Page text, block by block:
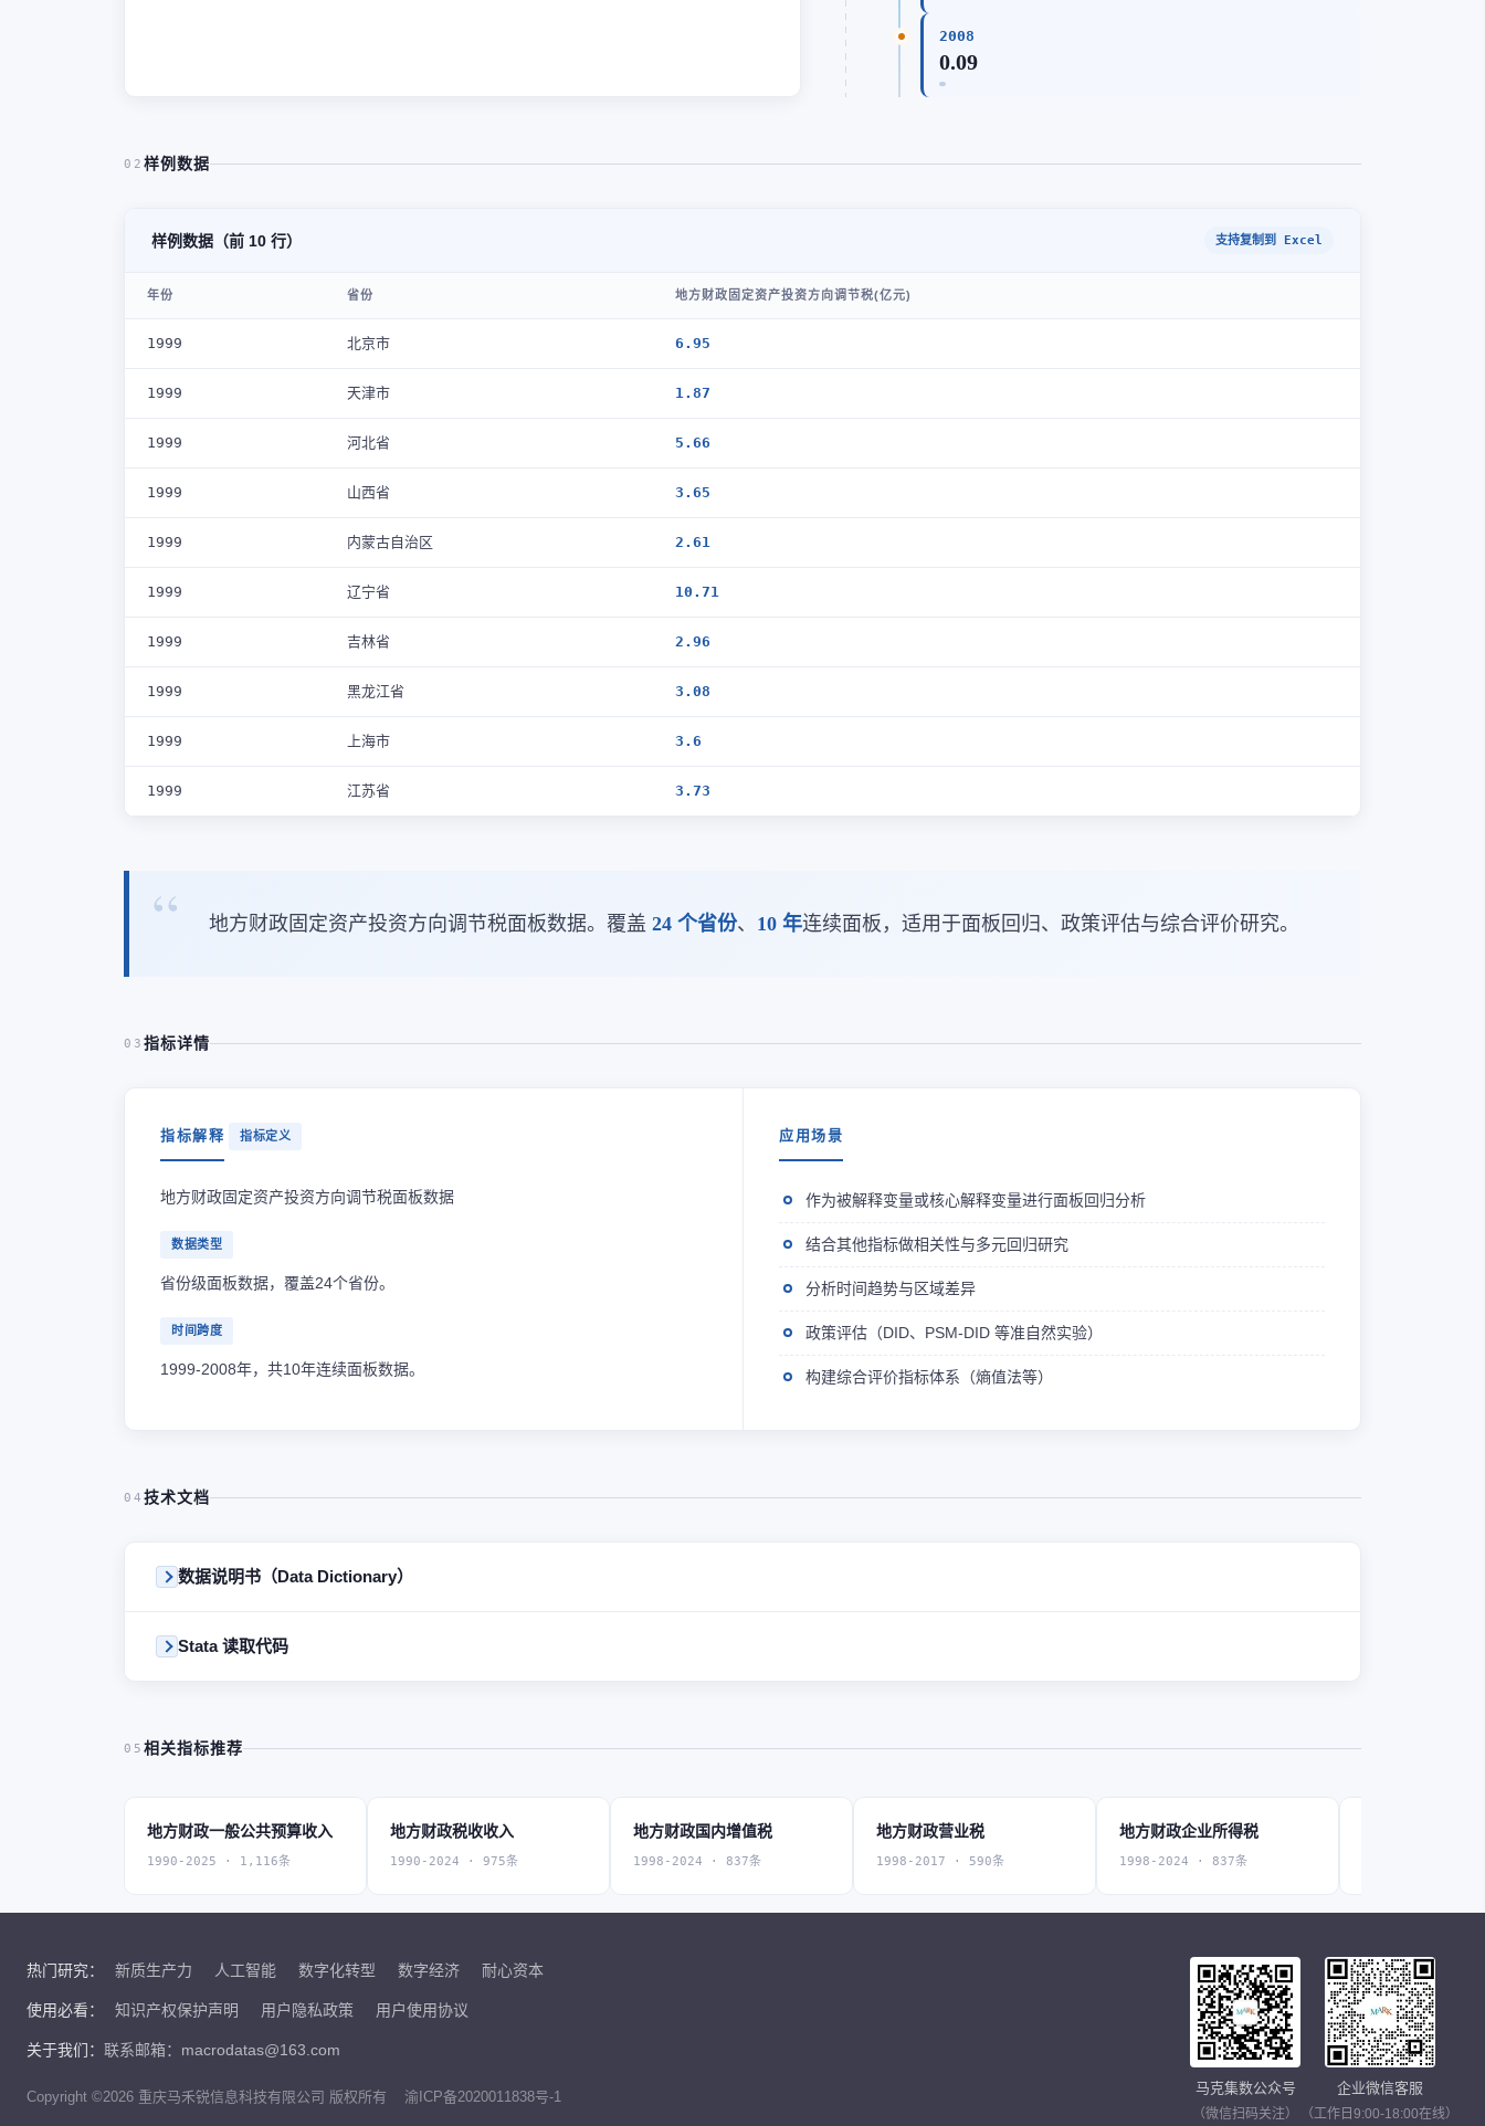
2008
0.09
02 样例数据
样例数据（前 10 行） 支持复制到 Excel
年份 省份 地方财政固定资产投资方向调节税(亿元)
1999 北京市 6.95
1999 天津市 1.87
1999 河北省 5.66
1999 山西省 3.65
1999 内蒙古自治区 2.61
1999 辽宁省 10.71
1999 吉林省 2.96
1999 黑龙江省 3.08
1999 上海市 3.6
1999 江苏省 3.73
地方财政固定资产投资方向调节税面板数据。覆盖 24 个省份、 10 年连续面板，适用于面板回归、政策评估与综合评价研究。
03 指标详情
指标解释 指标定义
地方财政固定资产投资方向调节税面板数据
数据类型
省份级面板数据，覆盖24个省份。
时间跨度
1999-2008年，共10年连续面板数据。
应用场景
作为被解释变量或核心解释变量进行面板回归分析
结合其他指标做相关性与多元回归研究
分析时间趋势与区域差异
政策评估（DID、PSM-DID 等准自然实验）
构建综合评价指标体系（熵值法等）
04 技术文档
数据说明书（Data Dictionary）
Stata 读取代码
05 相关指标推荐
地方财政一般公共预算收入
1990-2025 · 1,116条
地方财政税收收入
1990-2024 · 975条
地方财政国内增值税
1998-2024 · 837条
地方财政营业税
1998-2017 · 590条
地方财政企业所得税
1998-2024 · 837条
热门研究： 新质生产力 人工智能 数字化转型 数字经济 耐心资本
使用必看： 知识产权保护声明 用户隐私政策 用户使用协议
关于我们： 联系邮箱：macrodatas@163.com
Copyright ©2026 重庆马禾锐信息科技有限公司 版权所有 渝ICP备2020011838号-1
马克集数公众号
（微信扫码关注）
企业微信客服
（工作日9:00-18:00在线）